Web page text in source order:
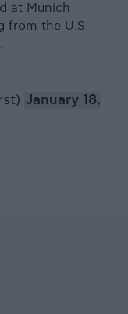
at Munich
from the U.S.
January 18,